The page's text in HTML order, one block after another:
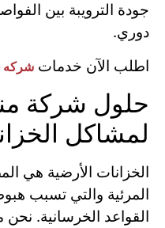
جودة الترويبة بين
دوري.
اطلب الآن خدمات شركه
حلول شركة
لمشاكل
الخزانات الأرضية هي
المرئية والتي تسبب
القواعد الخرسانية.